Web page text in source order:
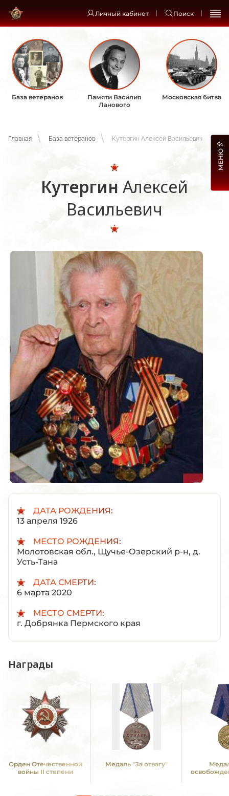
Личный кабинет Поиск
База ветеранов
Памяти Василия
Ланового
Московская битва
Главная База ветеранов Кутергин Алексей Васильевич
Кутергин Алексей
Васильевич
ДАТА РОЖДЕНИЯ:
13 апреля 1926
МЕСТО РОЖДЕНИЯ:
Молотовская обл., Щучье-Озерский р-н, д.
Усть-Тана
ДАТА СМЕРТИ:
6 марта 2020
МЕСТО СМЕРТИ:
г. Добрянка Пермского края
Награды
Орден Отечественной
войны II степени
Медаль "За отвагу"
МЕНЮ